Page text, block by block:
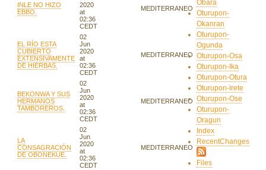
INLE NO HIZO
EBBO.
2020
at
02:36
CEDT
MEDITERRANEO
EL RÍO ESTA
CUBIERTO
EXTENSIVAMENTE
DE HIERBAS.
02
Jun
2020
at
02:36
CEDT
MEDITERRANEO
BEKONWA Y SUS
HERMANOS
TAMBOREROS.
02
Jun
2020
at
02:36
CEDT
MEDITERRANEO
LA
CONSAGRACIÓN
DE OBONEKUE.
02
Jun
2020
at
02:36
CEDT
MEDITERRANEO
Obara
Oturupon-
Okanran
Oturupon-
Ogunda
Oturupon-Osa
Oturupon-Ika
Oturupon-Otura
Oturupon-Irete
Oturupon-Ose
Oturupon-
Oragun
Index
RecentChanges
Files